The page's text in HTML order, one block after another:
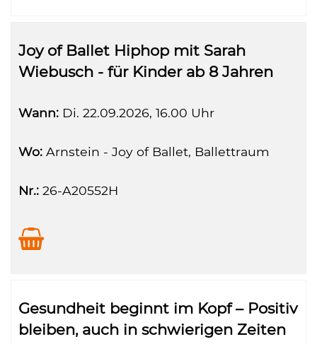
Joy of Ballet Hiphop mit Sarah
Wiebusch - für Kinder ab 8 Jahren
Wann: Di. 22.09.2026, 16.00 Uhr
Wo: Arnstein - Joy of Ballet, Ballettraum
Nr.: 26-A20552H
Gesundheit beginnt im Kopf – Positiv
bleiben, auch in schwierigen Zeiten